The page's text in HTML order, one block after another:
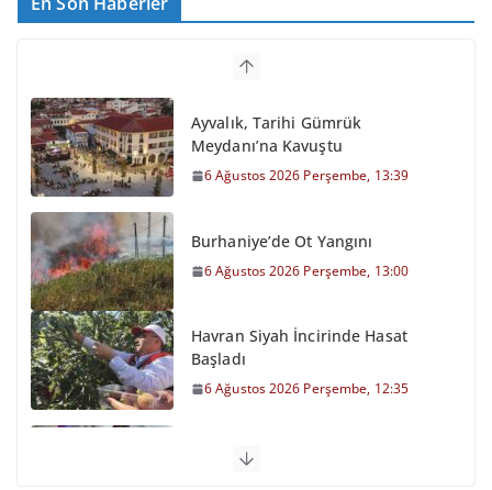
Ayvalık, Tarihi Gümrük
Meydanı’na Kavuştu
6 Ağustos 2026 Perşembe, 13:39
Burhaniye’de Ot Yangını
6 Ağustos 2026 Perşembe, 13:00
Havran Siyah İncirinde Hasat
Başladı
6 Ağustos 2026 Perşembe, 12:35
Otomobil Şarampole Devrildi